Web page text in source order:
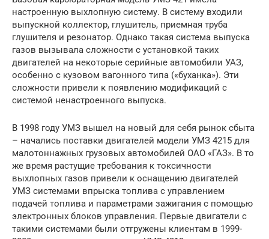
настроенную выхлопную систему. В систему входили
выпускной коллектор, глушитель, приемная труба
глушителя и резонатор. Однако такая система выпуска
газов вызывала сложности с установкой таких
двигателей на некоторые серийные автомобили УАЗ,
особенно с кузовом вагонного типа («буханка»). Эти
сложности привели к появлению модификаций с
системой ненастроенного выпуска.
В 1998 году УМЗ вышел на новый для себя рынок сбыта
– начались поставки двигателей модели УМЗ 4215 для
малотоннажных грузовых автомобилей ОАО «ГАЗ». В то
же время растущие требования к токсичности
выхлопных газов привели к оснащению двигателей
УМЗ системами впрыска топлива с управлением
подачей топлива и параметрами зажигания с помощью
электронных блоков управления. Первые двигатели с
такими системами были отгружены клиентам в 1999-